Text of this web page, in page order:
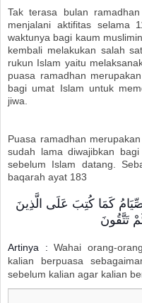
Tak terasa bulan
menjalani aktifitas selama
waktunya bagi kaum
kembali melakukan salah
rukun Islam yaitu
puasa ramadhan
bagi umat Islam untuk
jiwa.
Puasa ramadhan
sudah lama diwajibkan
sebelum Islam datang.
baqarah ayat 183
كَمَا كُتِبَ عَلَى الَّذِينَ
تَتَّقُونَ
Artinya :Wahai orang-
kalian berpuasa
sebelum kalian agar kalian